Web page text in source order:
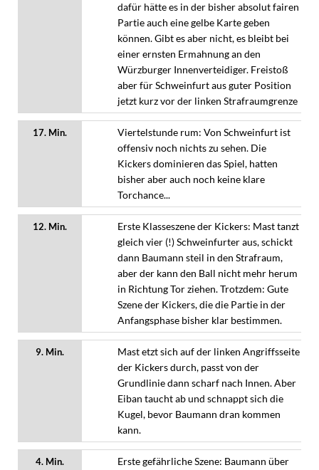
dafür hätte es in der bisher absolut fairen
Partie auch eine gelbe Karte geben
können. Gibt es aber nicht, es bleibt bei
einer ernsten Ermahnung an den
Würzburger Innenverteidiger. Freistoß
aber für Schweinfurt aus guter Position
jetzt kurz vor der linken Strafraumgrenze
17. Min.
Viertelstunde rum: Von Schweinfurt ist
offensiv noch nichts zu sehen. Die
Kickers dominieren das Spiel, hatten
bisher aber auch noch keine klare
Torchance...
12. Min.
Erste Klasseszene der Kickers: Mast tanzt
gleich vier (!) Schweinfurter aus, schickt
dann Baumann steil in den Strafraum,
aber der kann den Ball nicht mehr herum
in Richtung Tor ziehen. Trotzdem: Gute
Szene der Kickers, die die Partie in der
Anfangsphase bisher klar bestimmen.
9. Min.
Mast etzt sich auf der linken Angriffsseite
der Kickers durch, passt von der
Grundlinie dann scharf nach Innen. Aber
Eiban taucht ab und schnappt sich die
Kugel, bevor Baumann dran kommen
kann.
4. Min.
Erste gefährliche Szene: Baumann über